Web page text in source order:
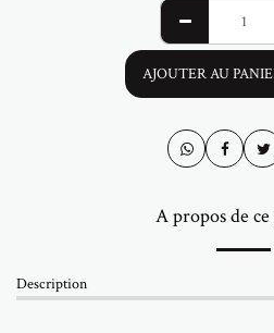
AJOUTER AU
A propos de
Description